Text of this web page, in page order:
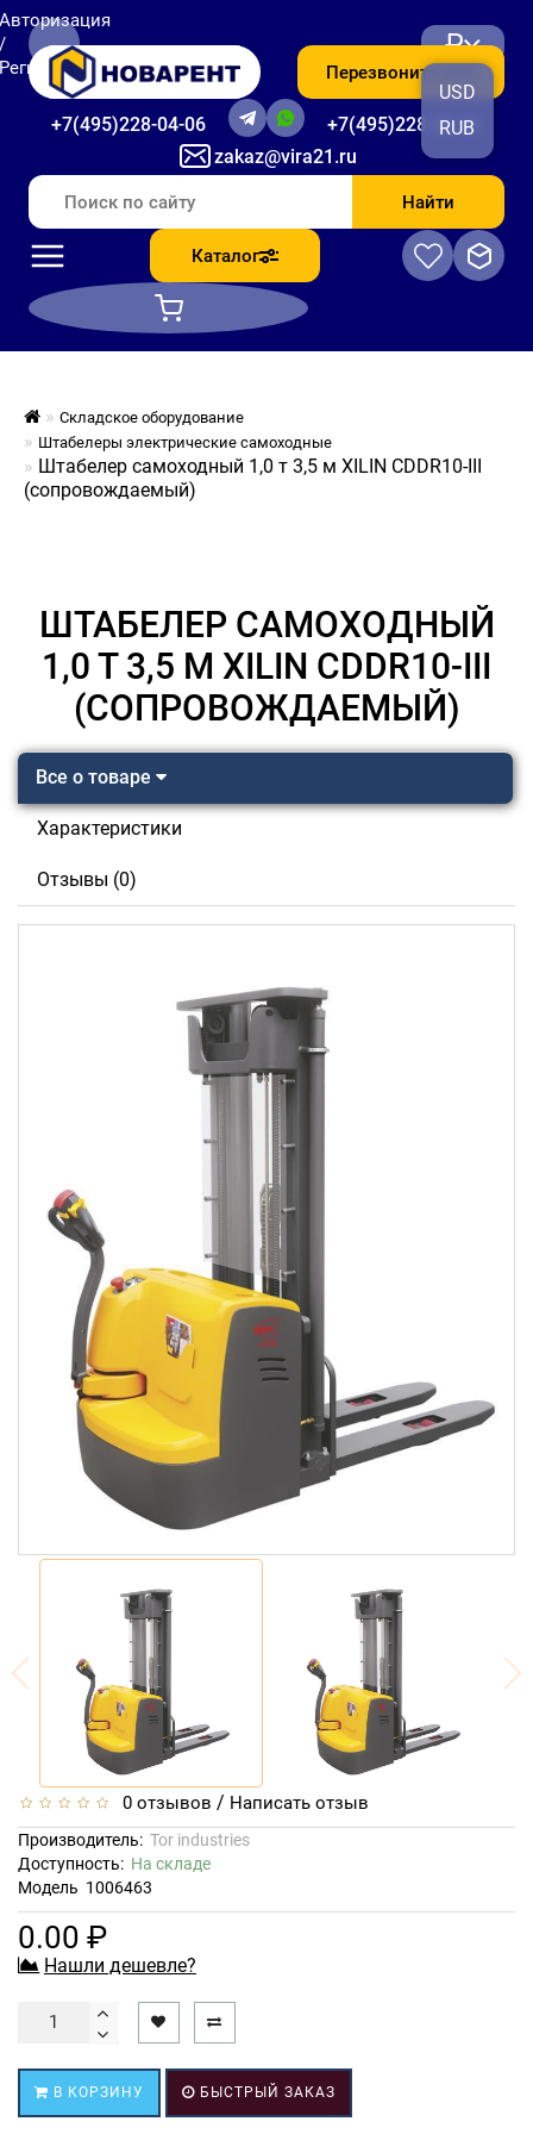
zakaz@vira21.ru
+7(495)228-04-06 +7(495)228-06-56
Перезвоните мне
₽
USD
RUB
Найти
Каталог
Складское оборудование
Штабелеры электрические самоходные
Штабелер самоходный 1,0 т 3,5 м XILIN CDDR10-III
(сопровождаемый)
ШТАБЕЛЕР САМОХОДНЫЙ
1,0 Т 3,5 М XILIN CDDR10-III
(СОПРОВОЖДАЕМЫЙ)
Все о товаре
Характеристики
Отзывы (0)
0 отзывов / Написать отзыв
Производитель: Tor industries
Доступность: На складе
Модель 1006463
0.00 ₽
Нашли дешевле?
В КОРЗИНУ БЫСТРЫЙ ЗАКАЗ